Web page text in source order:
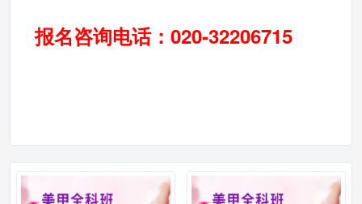
报名咨询电话：020-32206715